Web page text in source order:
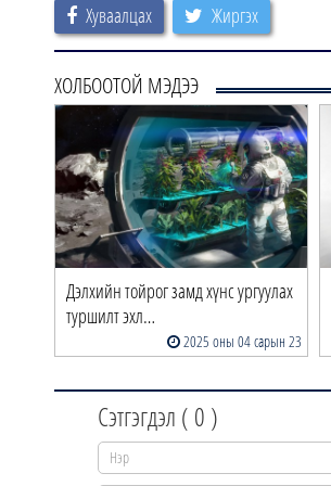
Хуваалцах Жиргэх
ХОЛБООТОЙ МЭДЭЭ
Дэлхийн тойрог замд хүнс ургуулах
туршилт эхл…
2025 оны 04 сарын 23
Сэтгэгдэл ( 0 )